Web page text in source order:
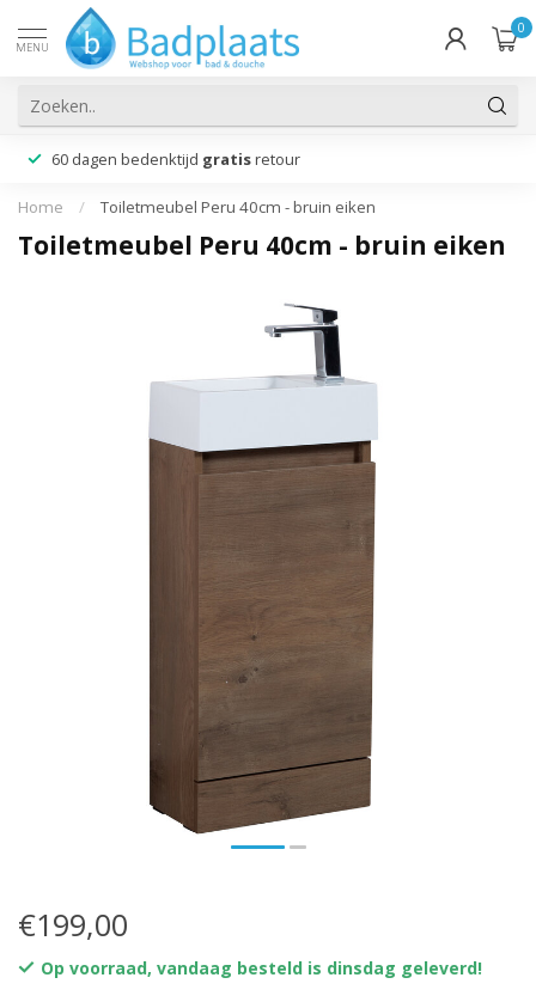
MENU
0
60 dagen bedenktijd gratis retour
Home / Toiletmeubel Peru 40cm - bruin eiken
Toiletmeubel Peru 40cm - bruin eiken
€199,00
Op voorraad, vandaag besteld is dinsdag geleverd!